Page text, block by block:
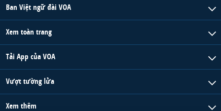
Ban Việt ngữ đài VOA
Xem toàn trang
Tải App của VOA
Vượt tường lửa
Xem thêm